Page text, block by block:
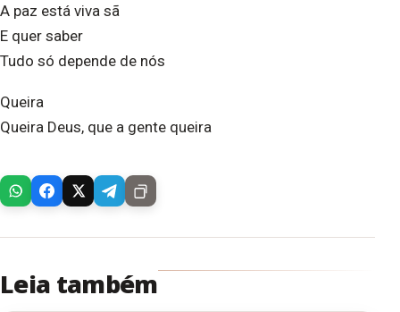
A paz está viva sã
E quer saber
Tudo só depende de nós
Queira
Queira Deus, que a gente queira
Leia também